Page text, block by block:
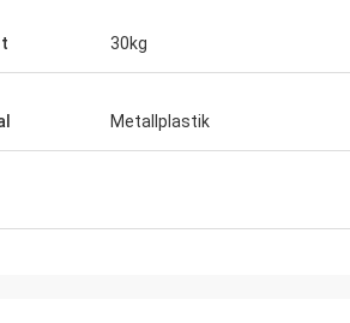
30kg
Metallplastik